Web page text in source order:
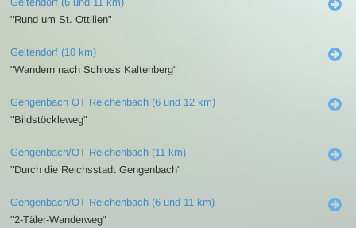
"Rund um St. Ottilien"
Geltendorf (10 km)
"Wandern nach Schloss Kaltenberg"
Gengenbach OT Reichenbach (6 und 12 km)
"Bildstöckleweg"
Gengenbach/OT Reichenbach (11 km)
"Durch die Reichsstadt Gengenbach"
Gengenbach/OT Reichenbach (6 und 11 km)
"2-Täler-Wanderweg"